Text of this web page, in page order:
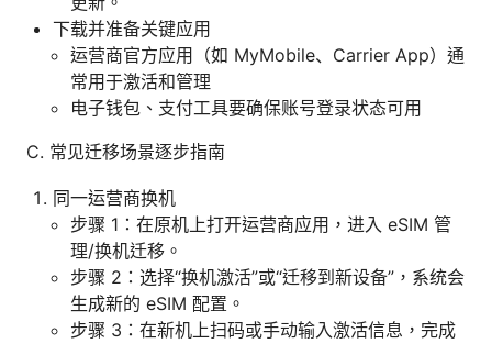
下载并准备关键应用
运营商官方应用（如 MyMobile、Carrier App）通
常用于激活和管理
电子钱包、支付工具要确保账号登录状态可用
C. 常见迁移场景逐步指南
同一运营商换机
步骤 1：在原机上打开运营商应用，进入 eSIM 管
理/换机迁移。
步骤 2：选择“换机激活”或“迁移到新设备”，系统会
生成新的 eSIM 配置。
步骤 3：在新机上扫码或手动输入激活信息，完成